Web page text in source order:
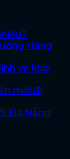
Hàng
về kho
mới đi
Đà Nẵng